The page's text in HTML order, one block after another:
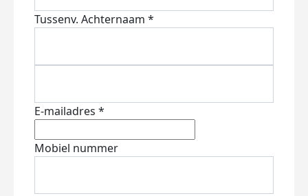
Tussenv. Achternaam *
E-mailadres *
Mobiel nummer